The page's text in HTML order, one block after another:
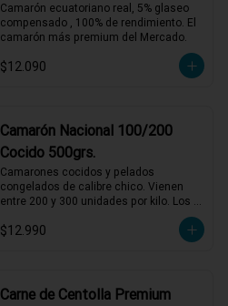
Camarón ecuatoriano real, 5% glaseo
compensado , 100% de rendimiento. El
camarón más premium del Mercado.
$12.090
Camarón Nacional 100/200
Cocido 500grs.
Camarones cocidos y pelados
congelados de calibre chico. Vienen
entre 200 y 300 unidades por kilo. Los
sabor incomparable. Perfectos para
acompañamientos, salsas y rellenos.
$12.990
Carne de Centolla Premium